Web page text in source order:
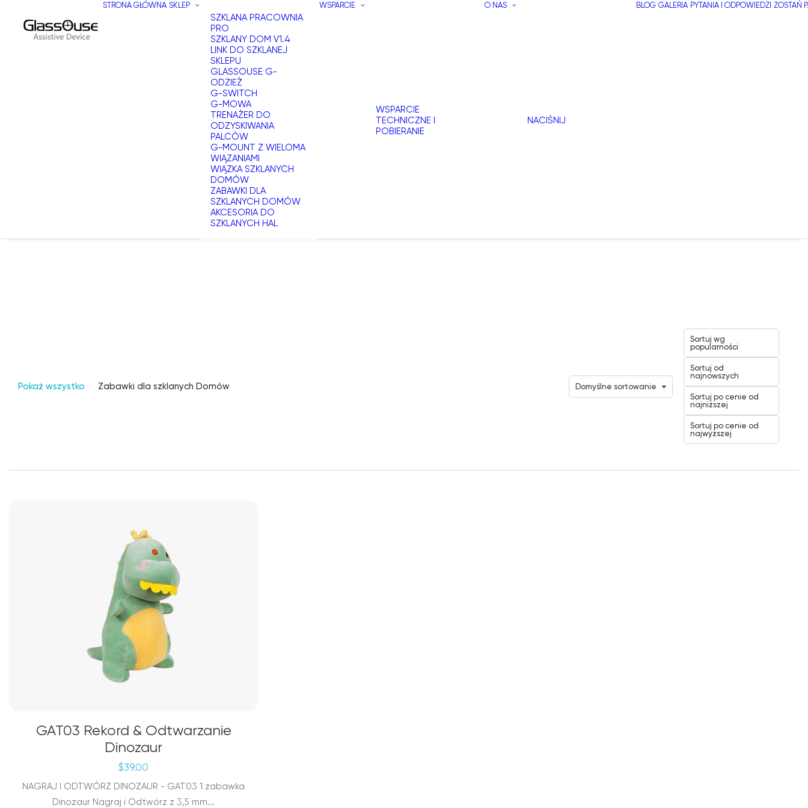
STRONA GŁÓWNA SKLEP
SZKLANA PRACOWNIA
PRO
SZKLANY DOM V1.4
LINK DO SZKLANEJ
SKLEPU
GLASSOUSE G-
ODZIEŻ
G-SWITCH
G-MOWA
TRENAŻER DO
ODZYSKIWANIA
PALCÓW
G-MOUNT Z WIELOMA
WIĄZANIAMI
WIĄZKA SZKLANYCH
DOMÓW
ZABAWKI DLA
SZKLANYCH DOMÓW
AKCESORIA DO
SZKLANYCH HAL
WSPARCIE
WSPARCIE
TECHNICZNE I
POBIERANIE
O NAS
NACIŚNIJ
BLOG GALERIA PYTANIA I ODPOWIEDZI ZOSTAŃ
Pokaż wszystko Zabawki dla szklanych Domów Domyślne sortowanie
Sortuj wg
popularności
Sortuj od
najnowszych
Sortuj po cenie od
najniższej
Sortuj po cenie od
najwyższej
GAT03 Rekord & Odtwarzanie
Dinozaur
$39.00
NAGRAJ I ODTWÓRZ DINOZAUR - GAT03 1 zabawka
Dinozaur Nagraj i Odtwórz z 3,5 mm...